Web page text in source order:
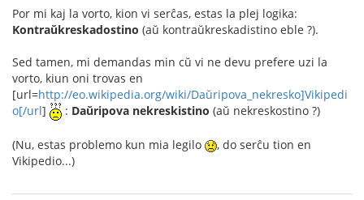
Por mi kaj la vorto, kion vi serĉas, estas la plej logika:
Kontraŭkreskadostino (aŭ kontraŭkreskadistino eble ?).
Sed tamen, mi demandas min cŭ vi ne devu prefere uzi la
vorto, kiun oni trovas en
[url=http://eo.wikipedia.org/wiki/Daŭripova_nekresko]Vikipedi
o[/url] : Daŭripova nekreskistino (aŭ nekreskostino ?)
(Nu, estas problemo kun mia legilo
, do serĉu tion en
Vikipedio...)